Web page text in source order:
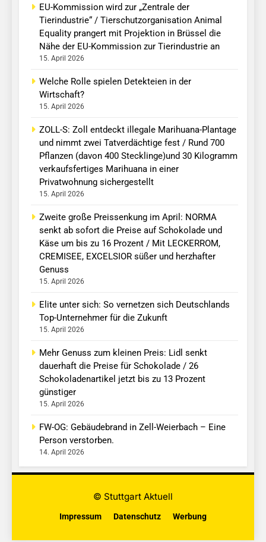
EU-Kommission wird zur „Zentrale der
Tierindustrie“ / Tierschutzorganisation Animal
Equality prangert mit Projektion in Brüssel die
Nähe der EU-Kommission zur Tierindustrie an
15. April 2026
Welche Rolle spielen Detekteien in der
Wirtschaft?
15. April 2026
ZOLL-S: Zoll entdeckt illegale Marihuana-Plantage
und nimmt zwei Tatverdächtige fest / Rund 700
Pflanzen (davon 400 Stecklinge)und 30 Kilogramm
verkaufsfertiges Marihuana in einer
Privatwohnung sichergestellt
15. April 2026
Zweite große Preissenkung im April: NORMA
senkt ab sofort die Preise auf Schokolade und
Käse um bis zu 16 Prozent / Mit LECKERROM,
CREMISEE, EXCELSIOR süßer und herzhafter
Genuss
15. April 2026
Elite unter sich: So vernetzen sich Deutschlands
Top-Unternehmer für die Zukunft
15. April 2026
Mehr Genuss zum kleinen Preis: Lidl senkt
dauerhaft die Preise für Schokolade / 26
Schokoladenartikel jetzt bis zu 13 Prozent
günstiger
15. April 2026
FW-OG: Gebäudebrand in Zell-Weierbach – Eine
Person verstorben.
14. April 2026
© Stuttgart Aktuell
Impressum Datenschutz Werbung